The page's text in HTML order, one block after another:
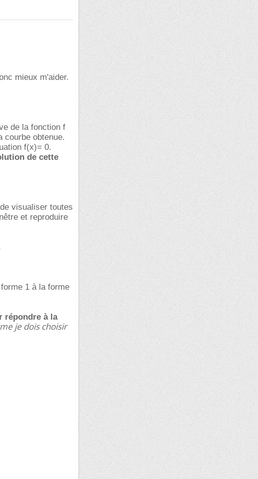
mieux m'aider.
de la fonction f
courbe obtenue.
f(x)= 0.
de cette
visualiser toutes
et reproduire
1 à la forme
répondre à la
je dois choisir